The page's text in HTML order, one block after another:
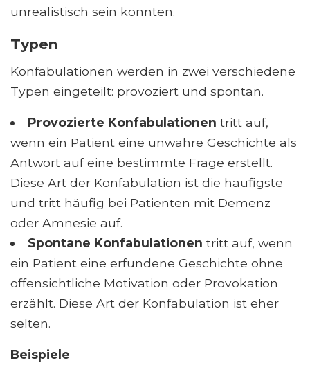
unrealistisch sein könnten.
Typen
Konfabulationen werden in zwei verschiedene
Typen eingeteilt: provoziert und spontan.
Provozierte Konfabulationen tritt auf,
wenn ein Patient eine unwahre Geschichte als
Antwort auf eine bestimmte Frage erstellt.
Diese Art der Konfabulation ist die häufigste
und tritt häufig bei Patienten mit Demenz
oder Amnesie auf.
Spontane Konfabulationen tritt auf, wenn
ein Patient eine erfundene Geschichte ohne
offensichtliche Motivation oder Provokation
erzählt. Diese Art der Konfabulation ist eher
selten.
Beispiele